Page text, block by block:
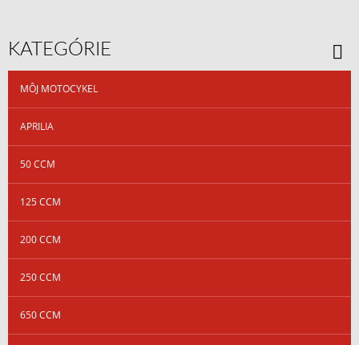
KATEGÓRIE
MÔJ MOTOCYKEL
APRILIA
50 CCM
125 CCM
200 CCM
250 CCM
650 CCM